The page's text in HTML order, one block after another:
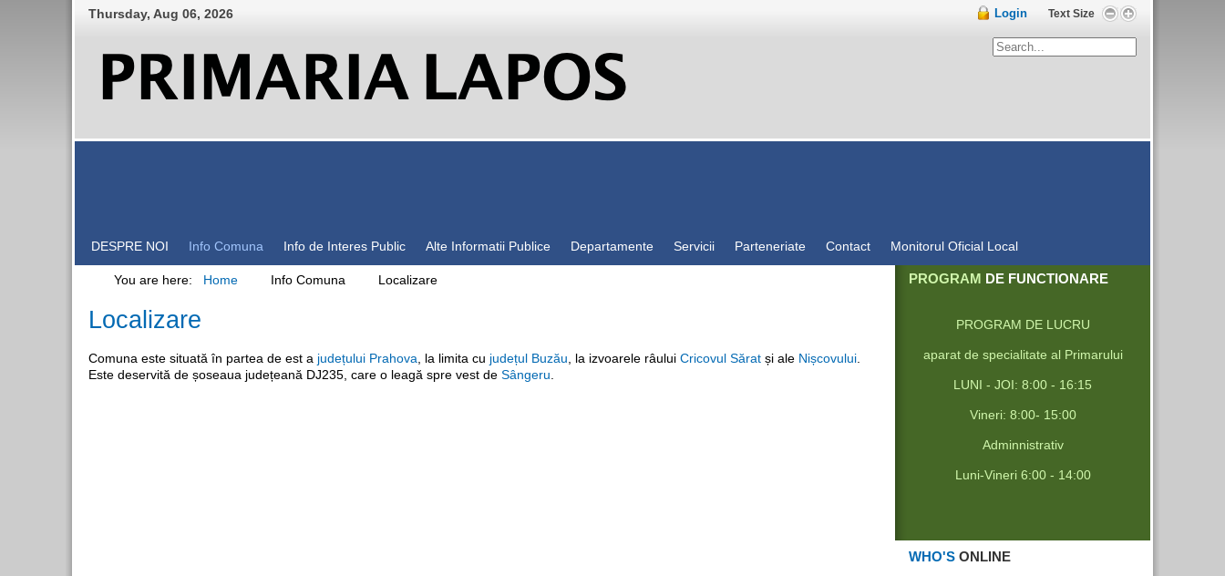
Thursday, Aug 06, 2026 Text Size
Login
DESPRE NOI Info Comuna Info de Interes Public Alte Informatii Publice Departamente Servicii Parteneriate Contact Monitorul Oficial Local
You are here: Home Info Comuna Localizare
Localizare
Comuna este situată în partea de est a județului Prahova , la limita cu județul Buzău , la izvoarele râului Cricovul Sărat și ale Nișcovului
Este deservită de șoseaua județeană DJ235, care o leagă spre vest de Sângeru
PROGRAM DE FUNCTIONARE
PROGRAM DE LUCRU
aparat de specialitate al Primarului
LUNI - JOI: 8:00 - 16:15
Vineri: 8:00- 15:00
Adminnistrativ
Luni-Vineri 6:00 - 14:00
WHO'S ONLINE